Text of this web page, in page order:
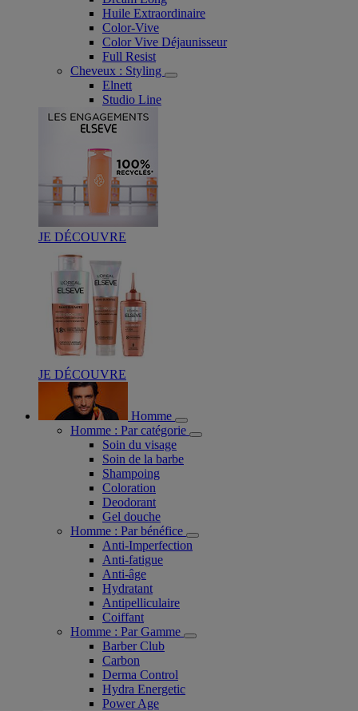
Huile Extraordinaire
Color-Vive
Color Vive Déjaunisseur
Full Resist
Cheveux : Styling
Elnett
Studio Line
JE DÉCOUVRE
JE DÉCOUVRE
Homme
Homme : Par catégorie
Soin du visage
Soin de la barbe
Shampoing
Coloration
Deodorant
Gel douche
Homme : Par bénéfice
Anti-Imperfection
Anti-fatigue
Anti-âge
Hydratant
Antipelliculaire
Coiffant
Homme : Par Gamme
Barber Club
Carbon
Derma Control
Hydra Energetic
Power Age